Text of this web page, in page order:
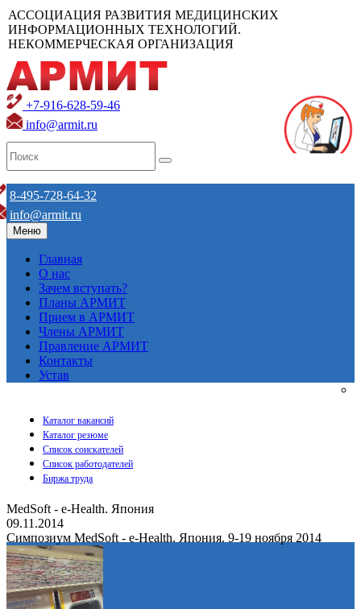
АССОЦИАЦИЯ РАЗВИТИЯ МЕДИЦИНСКИХ
ИНФОРМАЦИОННЫХ ТЕХНОЛОГИЙ.
НЕКОММЕРЧЕСКАЯ ОРГАНИЗАЦИЯ
+7-916-628-59-46
info@armit.ru
8-495-728-64-32
info@armit.ru
Меню
Главная
О нас
Зачем вступать?
Планы АРМИТ
Прием в АРМИТ
Члены АРМИТ
Правление АРМИТ
Контакты
Устав
Каталог вакансий
Каталог резюме
Список соискателей
Список работодателей
Биржа труда
MedSoft - e-Health. Япония
09.11.2014
Симпозиум MedSoft - e-Health. Япония. 9-19 ноября 2014